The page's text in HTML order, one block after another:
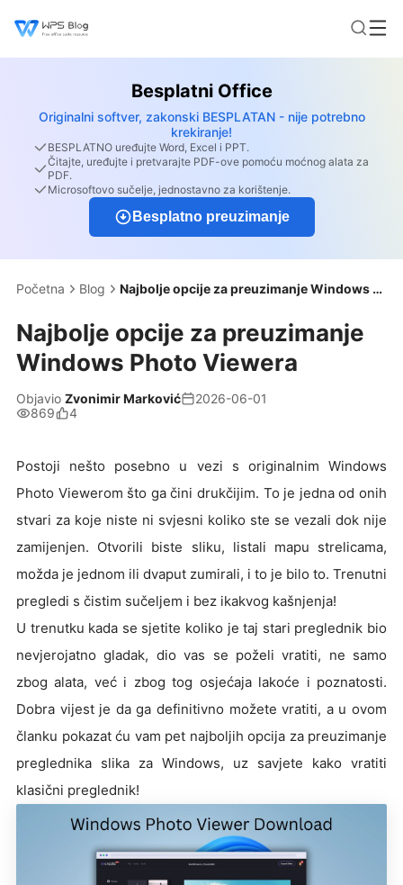
Besplatni Office
Originalni softver, zakonski BESPLATAN - nije potrebno
krekiranje!
BESPLATNO uređujte Word, Excel i PPT.
Čitajte, uređujte i pretvarajte PDF-ove pomoću moćnog alata za
PDF.
Microsoftovo sučelje, jednostavno za korištenje.
Besplatno preuzimanje
Početna Blog Najbolje opcije za preuzimanje Windows Photo Viewera
Najbolje opcije za preuzimanje
Windows Photo Viewera
Objavio Zvonimir Marković
2026-06-01
869
4
Postoji nešto posebno u vezi s originalnim Windows
Photo Viewerom što ga čini drukčijim. To je jedna od onih
stvari za koje niste ni svjesni koliko ste se vezali dok nije
zamijenjen. Otvorili biste sliku, listali mapu strelicama,
možda je jednom ili dvaput zumirali, i to je bilo to. Trenutni
pregledi s čistim sučeljem i bez ikakvog kašnjenja!
U trenutku kada se sjetite koliko je taj stari preglednik bio
nevjerojatno gladak, dio vas se poželi vratiti, ne samo
zbog alata, već i zbog tog osjećaja lakoće i poznatosti.
Dobra vijest je da ga definitivno možete vratiti, a u ovom
članku pokazat ću vam pet najboljih opcija za preuzimanje
preglednika slika za Windows, uz savjete kako vratiti
klasični preglednik!